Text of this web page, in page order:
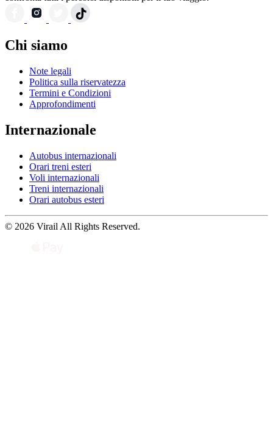
Chi siamo
Note legali
Politica sulla riservatezza
Termini e Condizioni
Approfondimenti
Internazionale
Autobus internazionali
Orari treni esteri
Voli internazionali
Treni internazionali
Orari autobus esteri
© 2026 Virail All Rights Reserved.